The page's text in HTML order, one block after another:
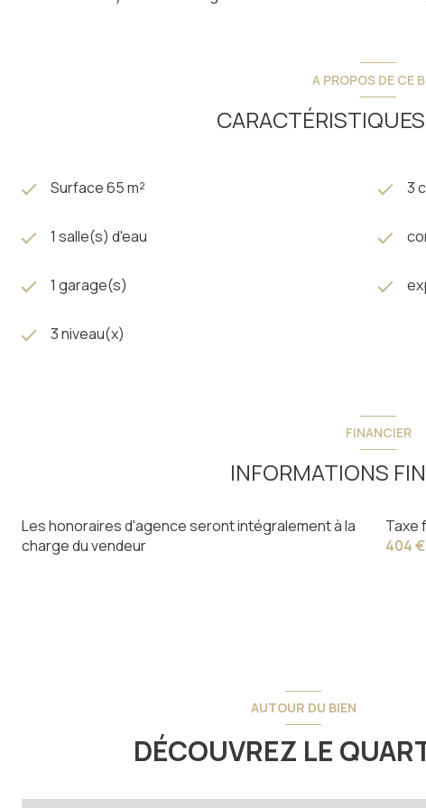
A PROPOS DE CE
Surface 65 m² 3
1 salle(s) d'eau
1 garage(s)
3 niveau(x)
FINANCIER
INFORMATIONS
Les honoraires d'agence seront intégralement à la
charge du vendeur
Taxe
404 €
AUTOUR DU BIEN
DÉCOUVREZ LE